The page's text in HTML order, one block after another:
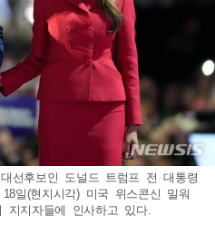
선후보인 도널드 트럼프 전 대통령
일(현지시각) 미국 위스콘신 밀워
지지자들에 인사하고 있다.